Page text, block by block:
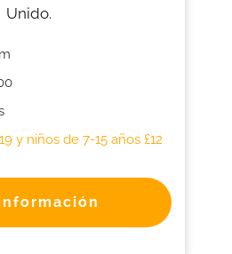
Unido.
y niños de 7-15 años £12